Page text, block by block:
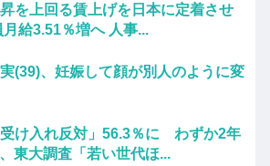
を上回る賃上げを日本に定着させ
給3.51％増へ 人事...
実(39)、妊娠して顔が別人のように変
受け入れ反対」56.3％に わずか2年
東大調査「若い世代ほ...